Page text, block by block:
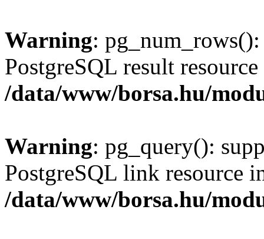
Warning:
PostgreSQL result
/data/www/borsa.hu/
Warning: pg_query():
PostgreSQL link resource
/data/www/borsa.hu/